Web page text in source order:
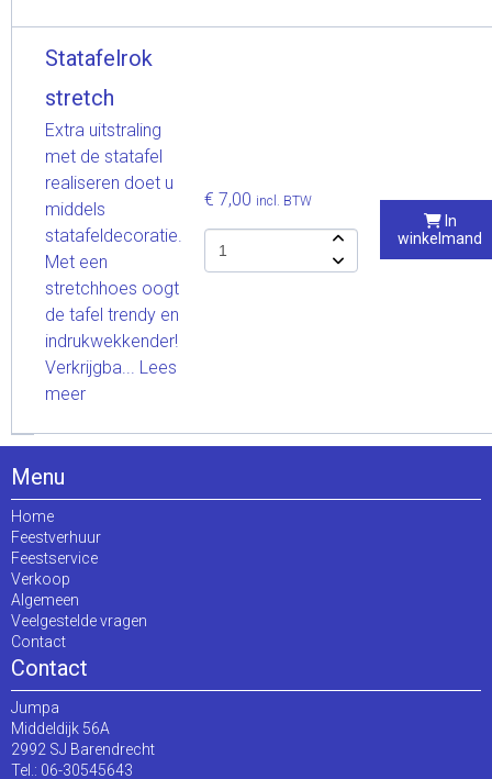
Statafelrok
stretch
Extra uitstraling
met de statafel
realiseren doet u
middels
statafeldecoratie.
Met een
stretchhoes oogt
de tafel trendy en
indrukwekkender!
Verkrijgba... Lees
meer
€ 7,00 incl. BTW
In
winkelmand
Menu
Home
Feestverhuur
Feestservice
Verkoop
Algemeen
Veelgestelde vragen
Contact
Contact
Jumpa
Middeldijk 56A
2992 SJ Barendrecht
Tel.: 06-30545643